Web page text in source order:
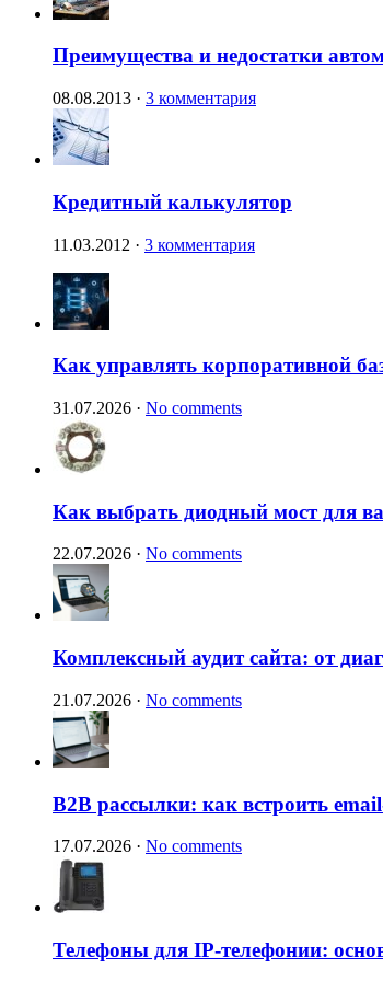
Преимущества и недостатки
08.08.2013 · 3 комментария
Кредитный калькулятор
11.03.2012 · 3 комментария
Как управлять корпоративной
31.07.2026 · No comments
Как выбрать диодный мост для
22.07.2026 · No comments
Комплексный аудит сайта: от
21.07.2026 · No comments
B2B рассылки: как встроить
17.07.2026 · No comments
Телефоны для IP-телефонии: